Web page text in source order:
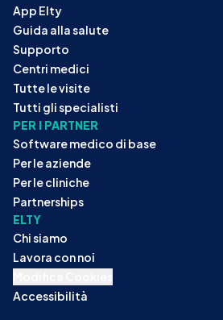
App Elty
Guida alla salute
Supporto
Centri medici
Tutte le visite
Tutti gli specialisti
PER I PARTNER
Software medico di base
Per le aziende
Per le cliniche
Partnerships
ELTY
Chi siamo
Lavora con noi
Accessibilità